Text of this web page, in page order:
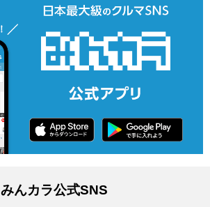
みんカラ公式SNS